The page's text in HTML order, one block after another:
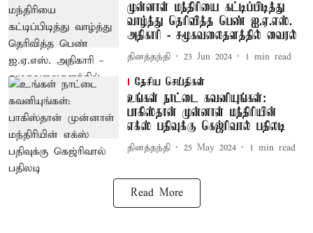
முன்னாள் மந்திரியை கட்டிப்பிடித்து
வாழ்த்து தெரிவித்த பெண் ஐ.ஏ.எஸ்.
அதிகாரி - சமூகவலைதளத்தில் வைரல்
தினத்தந்தி 23 Jun 2024 1 min read
தேசிய செய்திகள்
உங்கள் நாட்டை கவனியுங்கள்:
பாகிஸ்தான் முன்னாள் மந்திரியின்
எக்ஸ் பதிவுக்கு கெஜ்ரிவால் பதிலடி
தினத்தந்தி 25 May 2024 1 min read
Read More